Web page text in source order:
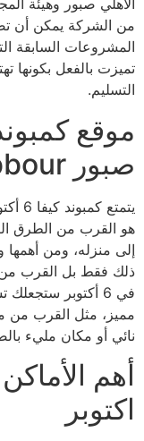
الأهلي صبور وهيئة
من الشركة يمكن أن
المشروعات السابقة
تميزت بالفعل بكونها
التسليم.
صبور Keeva Sabbour
هو القرب من الطرق
إلى منزله، ومن
ذلك فقط بل القرب من
في 6 أكتوبر
مميز، مثل القرب من
نائي أو مكان مليء
أهم
اكتوبر